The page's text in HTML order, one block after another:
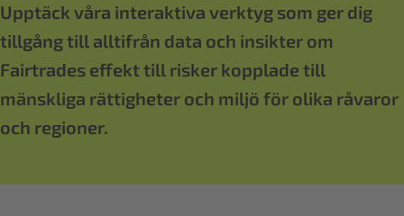
Upptäck våra interaktiva verktyg som ger dig
tillgång till alltifrån data och insikter om
Fairtrades effekt till risker kopplade till
mänskliga rättigheter och miljö för olika råvaror
och regioner.